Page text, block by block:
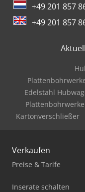
+49 201 857
+49 201 857
Edelstahl
Kartonverschließer
Verkaufen
Preise & Tarife
Inserate schalten